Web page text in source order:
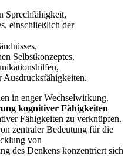
Sprechfähigkeit,
einschließlich der
Selbstkonzeptes,
in enger Wechselwirkung.
kognitiver Fähigkeiten
Fähigkeiten zu verknüpfen.
zentraler Bedeutung für die
von
des Denkens konzentriert sich